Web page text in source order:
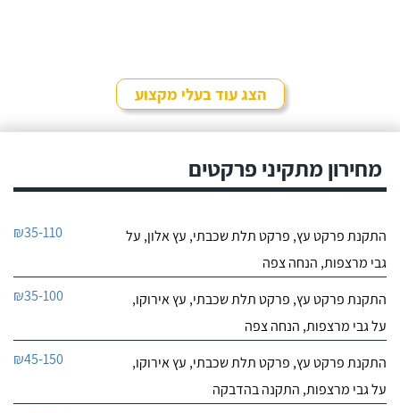
הצג עוד בעלי מקצוע
מחירון מתקיני פרקטים
התקנת פרקט עץ, פרקט תלת שכבתי, עץ אלון, על
גבי מרצפות, הנחה צפה
₪35-110
התקנת פרקט עץ, פרקט תלת שכבתי, עץ אירוקו,
על גבי מרצפות, הנחה צפה
₪35-100
התקנת פרקט עץ, פרקט תלת שכבתי, עץ אירוקו,
על גבי מרצפות, התקנה בהדבקה
₪45-150